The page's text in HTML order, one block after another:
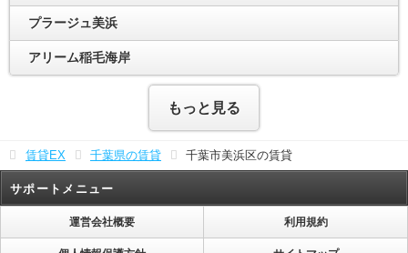
プラージュ美浜
アリーム稲毛海岸
もっと見る
賃貸EX 千葉県の賃貸 千葉市美浜区の賃貸
サポートメニュー
運営会社概要 利用規約